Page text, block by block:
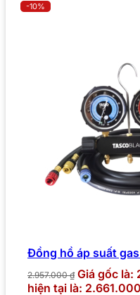
-10%
Đồng hồ áp suất
2.957.000₫ Giá gốc là:
hiện tại là: